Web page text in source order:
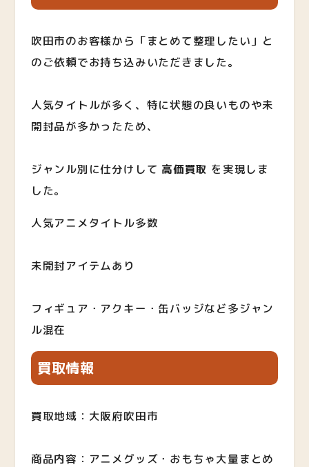
吹田市のお客様から「まとめて整理したい」と
のご依頼でお持ち込みいただきました。
人気タイトルが多く、特に状態の良いものや未
開封品が多かったため、
ジャンル別に仕分けして 高価買取 を実現しま
した。
人気アニメタイトル多数
未開封アイテムあり
フィギュア・アクキー・缶バッジなど多ジャン
ル混在
買取情報
買取地域：大阪府吹田市
商品内容：アニメグッズ・おもちゃ大量まとめ